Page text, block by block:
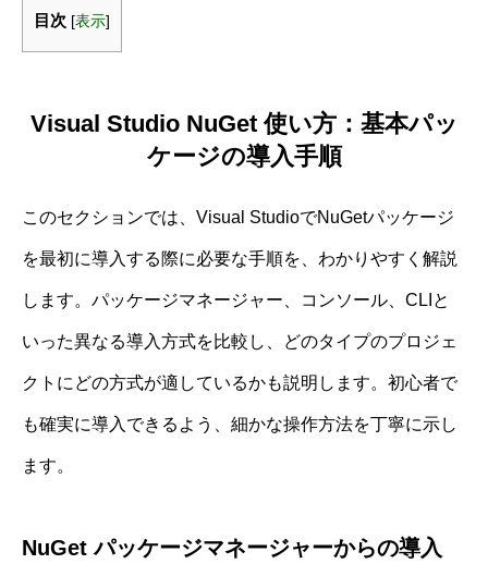
目次 [表示]
Visual Studio NuGet 使い方：基本パッ
ケージの導入手順
このセクションでは、Visual StudioでNuGetパッケージ
を最初に導入する際に必要な手順を、わかりやすく解説
します。パッケージマネージャー、コンソール、CLIと
いった異なる導入方式を比較し、どのタイプのプロジェ
クトにどの方式が適しているかも説明します。初心者で
も確実に導入できるよう、細かな操作方法を丁寧に示し
ます。
NuGet パッケージマネージャーからの導入